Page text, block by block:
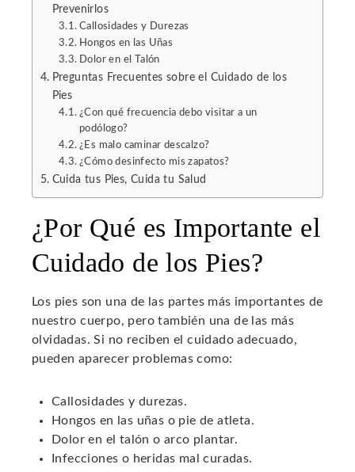
Prevenirlos
Callosidades y Durezas
Hongos en las Uñas
Dolor en el Talón
Preguntas Frecuentes sobre el Cuidado de los
Pies
¿Con qué frecuencia debo visitar a un
podólogo?
¿Es malo caminar descalzo?
¿Cómo desinfecto mis zapatos?
Cuida tus Pies, Cuida tu Salud
¿Por Qué es Importante el
Cuidado de los Pies?
Los pies son una de las partes más importantes de
nuestro cuerpo, pero también una de las más
olvidadas. Si no reciben el cuidado adecuado,
pueden aparecer problemas como:
Callosidades y durezas.
Hongos en las uñas o pie de atleta.
Dolor en el talón o arco plantar.
Infecciones o heridas mal curadas.